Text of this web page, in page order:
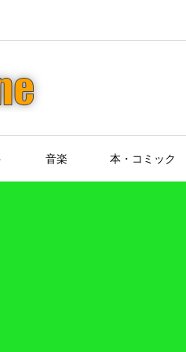
音楽 本・コミック